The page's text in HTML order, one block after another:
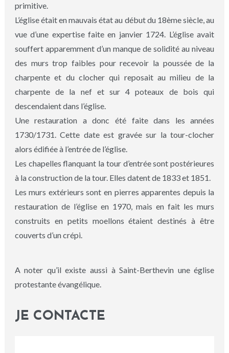
primitive.
L’église était en mauvais état au début du 18ème siècle, au
vue d’une expertise faite en janvier 1724. L’église avait
souffert apparemment d’un manque de solidité au niveau
des murs trop faibles pour recevoir la poussée de la
charpente et du clocher qui reposait au milieu de la
charpente de la nef et sur 4 poteaux de bois qui
descendaient dans l’église.
Une restauration a donc été faite dans les années
1730/1731. Cette date est gravée sur la tour-clocher
alors édifiée à l’entrée de l’église.
Les chapelles flanquant la tour d’entrée sont postérieures
à la construction de la tour. Elles datent de 1833 et 1851.
Les murs extérieurs sont en pierres apparentes depuis la
restauration de l’église en 1970, mais en fait les murs
construits en petits moellons étaient destinés à être
couverts d’un crépi.
A noter qu’il existe aussi à Saint-Berthevin une église
protestante évangélique.
JE CONTACTE